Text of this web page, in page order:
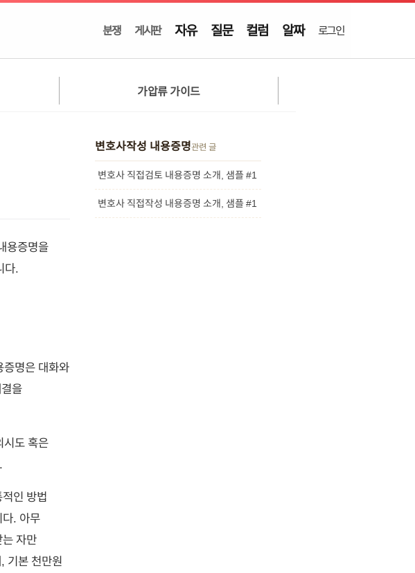
분쟁 게시판 자유 질문 컬럼 알짜 로그인
가압류 가이드
용증명을
다.
명은 대화와
을
시도 혹은
인 방법
. 아무
자만
기본 천만원
변호사작성 내용증명관련 글
변호사 직접검토 내용증명 소개, 샘플 #1
변호사 직접작성 내용증명 소개, 샘플 #1